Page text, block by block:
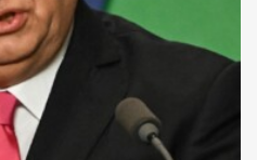
világbajnok száz